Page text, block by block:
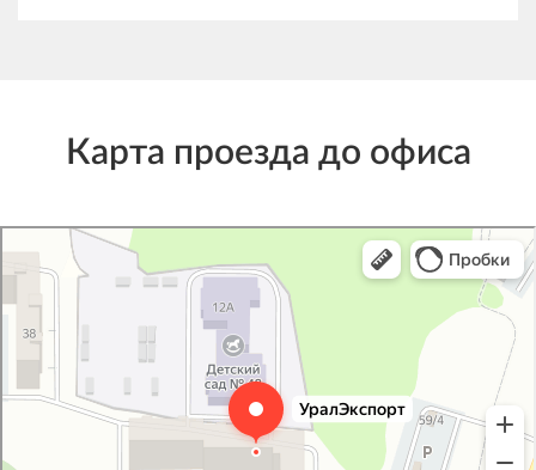
Карта проезда до офиса
УралЭкспорт
Железнодорожная техника и оборудование в Челябинске